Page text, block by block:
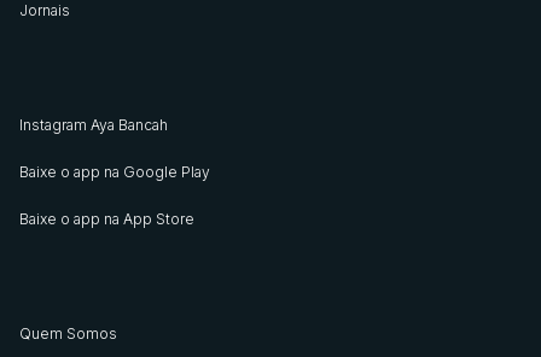
Jornais
Instagram Aya Bancah
Baixe o app na Google Play
Baixe o app na App Store
Quem Somos